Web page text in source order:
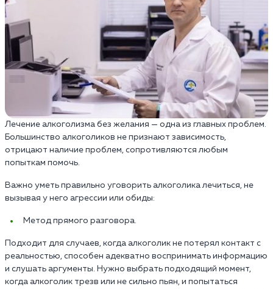
Лечение алкоголизма без желания — одна из главных проблем.
Большинство алкоголиков не признают зависимость,
отрицают наличие проблем, сопротивляются любым
попыткам помочь.
Важно уметь правильно уговорить алкоголика лечиться, не
вызывая у него агрессии или обиды:
Метод прямого разговора.
Подходит для случаев, когда алкоголик не потерял контакт с
реальностью, способен адекватно воспринимать информацию
и слушать аргументы. Нужно выбрать подходящий момент,
когда алкоголик трезв или не сильно пьян, и попытаться